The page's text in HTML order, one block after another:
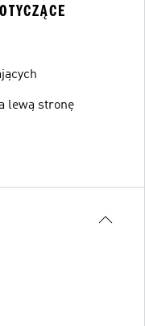
lewą stronę